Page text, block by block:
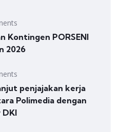
Kontingen PORSENI
2026
penjajakan kerja
Polimedia dengan
DKI